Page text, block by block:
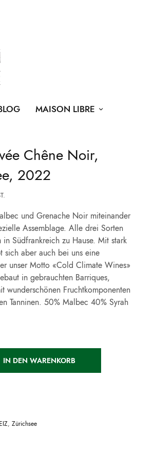
MAISON LIBRE
Chêne Noir,
2022
und Grenache Noir miteinander
Assemblage. Alle drei Sorten
Südfrankreich zu Hause. Mit stark
sich aber auch bei uns eine
unser Motto «Cold Climate Wines»
in gebrauchten Barriques,
wunderschönen Fruchtkomponenten
Tanninen. 50% Malbec 40% Syrah
IN DEN WARENKORB
, Zürichsee